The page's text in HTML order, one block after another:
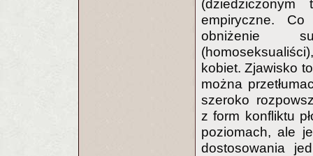
empiryczne.
obniżenie
kobiet. Zjawisko
można
szeroko
z form konfliktu
poziomach, ale
dostosowania